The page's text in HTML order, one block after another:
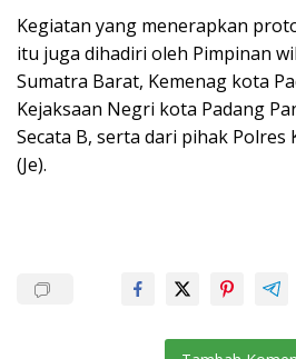
Kegiatan yang menerapkan
itu juga dihadiri oleh Pimpinan
Sumatra Barat, Kemenag kota
Kejaksaan Negri kota Padang
Secata B, serta dari pihak Polres
(Je).